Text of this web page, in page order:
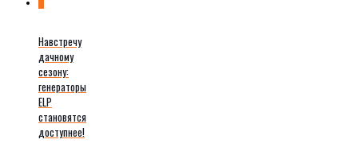
Навстречу
дачному
сезону:
генераторы
ELP
становятся
доступнее!